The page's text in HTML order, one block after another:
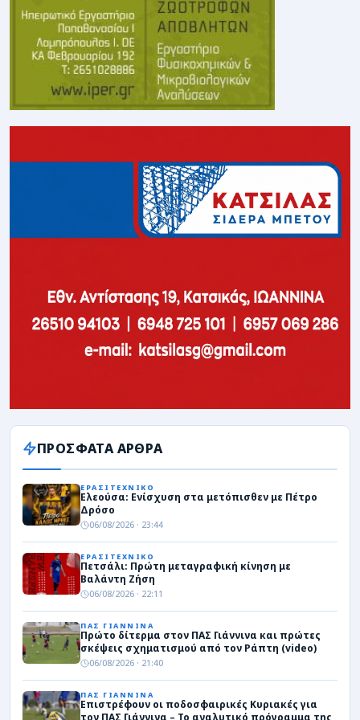
ΠΡΟΣΦΑΤΑ ΑΡΘΡΑ
ΕΡΑΣΙΤΕΧΝΙΚΟ
Ελεούσα: Ενίσχυση στα μετόπισθεν με Πέτρο
Δρόσο
06/08/2026 · 23:44
ΕΡΑΣΙΤΕΧΝΙΚΟ
Πετσάλι: Πρώτη μεταγραφική κίνηση με
Βαλάντη Ζήση
06/08/2026 · 22:11
ΠΑΣ ΓΙΑΝΝΙΝΑ
Πρώτο δίτερμα στον ΠΑΣ Γιάννινα και πρώτες
σκέψεις σχηματισμού από τον Ράπτη (video)
06/08/2026 · 21:40
ΠΑΣ ΓΙΑΝΝΙΝΑ
Επιστρέφουν οι ποδοσφαιρικές Κυριακές για